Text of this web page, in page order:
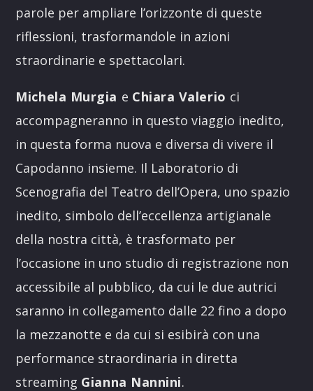
parole per ampliare l’orizzonte di queste
riflessioni, trasformandole in azioni
straordinarie e spettacolari.
Michela Murgia e Chiara Valerio ci
accompagneranno in questo viaggio inedito,
in questa forma nuova e diversa di vivere il
Capodanno insieme. Il Laboratorio di
Scenografia del Teatro dell’Opera, uno spazio
inedito, simbolo dell’eccellenza artigianale
della nostra città, è trasformato per
l’occasione in uno studio di registrazione non
accessibile al pubblico, da cui le due autrici
saranno in collegamento dalle 22 fino a dopo
la mezzanotte e da cui si esibirà con una
performance straordinaria in diretta
streaming Gianna Nannini.